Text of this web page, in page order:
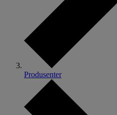
Produsenter